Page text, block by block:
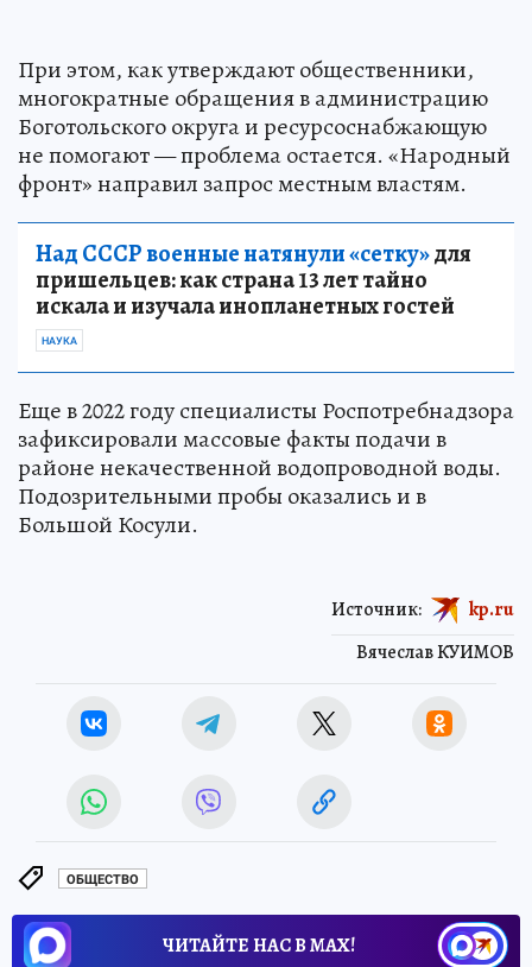
При этом, как утверждают общественники,
многократные обращения в администрацию
Боготольского округа и ресурсоснабжающую
не помогают — проблема остается. «Народный
фронт» направил запрос местным властям.
Над СССР военные натянули «сетку»для
пришельцев: как страна 13 лет тайно
искала и изучала инопланетных гостей
НАУКА
Еще в 2022 году специалисты Роспотребнадзора
зафиксировали массовые факты подачи в
районе некачественной водопроводной воды.
Подозрительными пробы оказались и в
Большой Косули.
Вячеслав КУИМОВ
Источник: kp.ru
ОБЩЕСТВО
ЧИТАЙТЕ НАС В МАХ!